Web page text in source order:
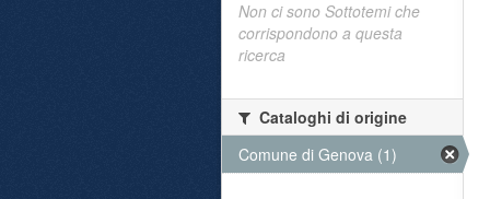
Non ci sono Sottotemi che
corrispondono a questa
ricerca
Cataloghi di origine
Comune di Genova (1)